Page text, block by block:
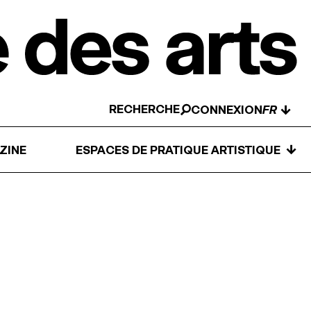
RECHERCHE CONNEXION ↓
ESPACES DE PRATIQUE ARTISTIQUE ↓